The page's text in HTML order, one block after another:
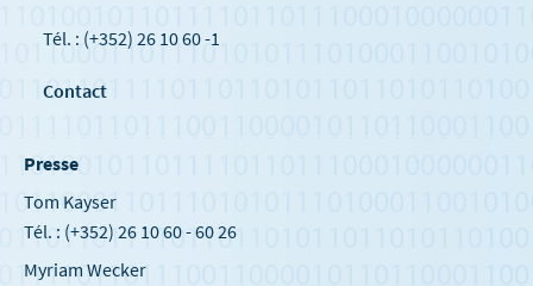
Tél. : (+352) 26 10 60 -1
Contact
Presse
Tom Kayser
Tél. : (+352) 26 10 60 - 60 26
Myriam Wecker